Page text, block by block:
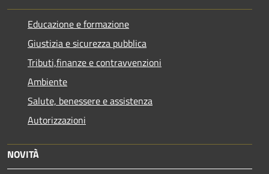
Educazione e formazione
Giustizia e sicurezza pubblica
Tributi,finanze e contravvenzioni
Ambiente
Salute, benessere e assistenza
Autorizzazioni
NOVITÀ